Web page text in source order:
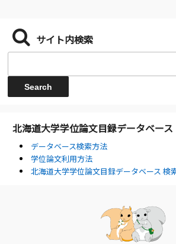
サイト内検索
北海道大学学位論文目録データベース
データベース検索方法
学位論文利用方法
北海道大学学位論文目録データベース 検